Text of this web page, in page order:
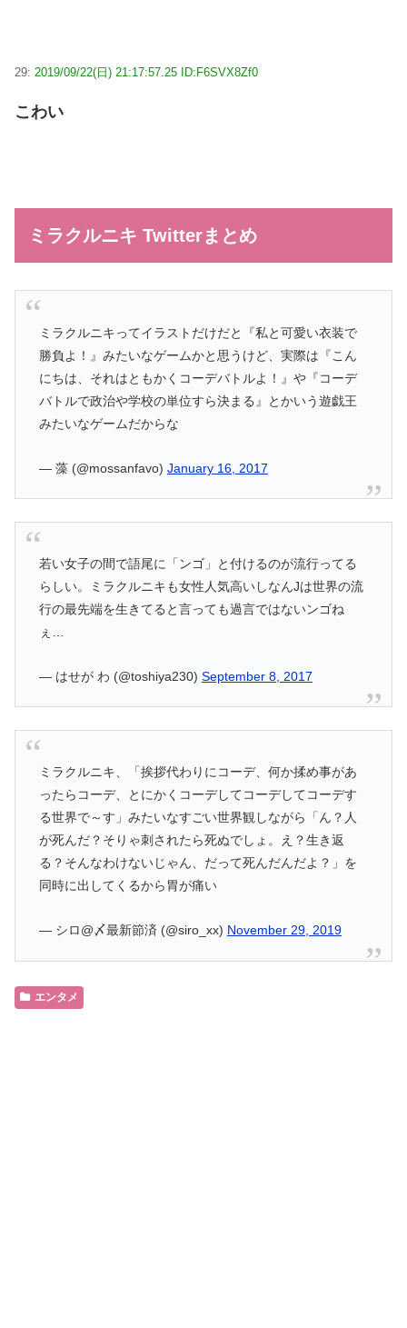
29: 2019/09/22(日) 21:17:57.25 ID:F6SVX8Zf0
こわい
ミラクルニキ Twitterまとめ
ミラクルニキってイラストだけだと『私と可愛い衣装で
勝負よ！』みたいなゲームかと思うけど、実際は『こん
にちは、それはともかくコーデバトルよ！』や『コーデ
バトルで政治や学校の単位すら決まる』とかいう遊戯王
みたいなゲームだからな
— 藻 (@mossanfavo) January 16, 2017
若い女子の間で語尾に「ンゴ」と付けるのが流行ってる
らしい。ミラクルニキも女性人気高いしなんJは世界の流
行の最先端を生きてると言っても過言ではないンゴね
ぇ…
— はせが わ (@toshiya230) September 8, 2017
ミラクルニキ、「挨拶代わりにコーデ、何か揉め事があ
ったらコーデ、とにかくコーデしてコーデしてコーデす
る世界で～す」みたいなすごい世界観しながら「ん？人
が死んだ？そりゃ刺されたら死ぬでしょ。え？生き返
る？そんなわけないじゃん、だって死んだんだよ？」を
同時に出してくるから胃が痛い
— シロ@〆最新節済 (@siro_xx) November 29, 2019
エンタメ